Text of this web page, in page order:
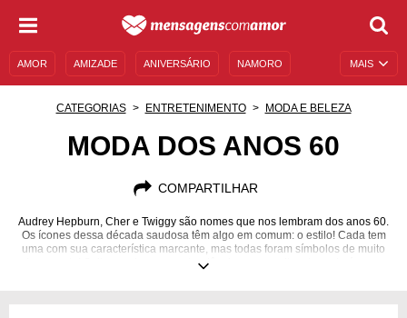
MAIS
AMOR AMIZADE ANIVERSÁRIO NAMORO
CATEGORIAS ENTRETENIMENTO MODA E BELEZA
MODA DOS ANOS 60
COMPARTILHAR
Audrey Hepburn, Cher e Twiggy são nomes que nos lembram dos anos 60.
Os ícones dessa década saudosa têm algo em comum: o estilo! Cada tem
uma com sua característica marcante, mas todas foram símbolos de muito
bom gosto! Saiba quais eram as tendências e conceitos daquela época.